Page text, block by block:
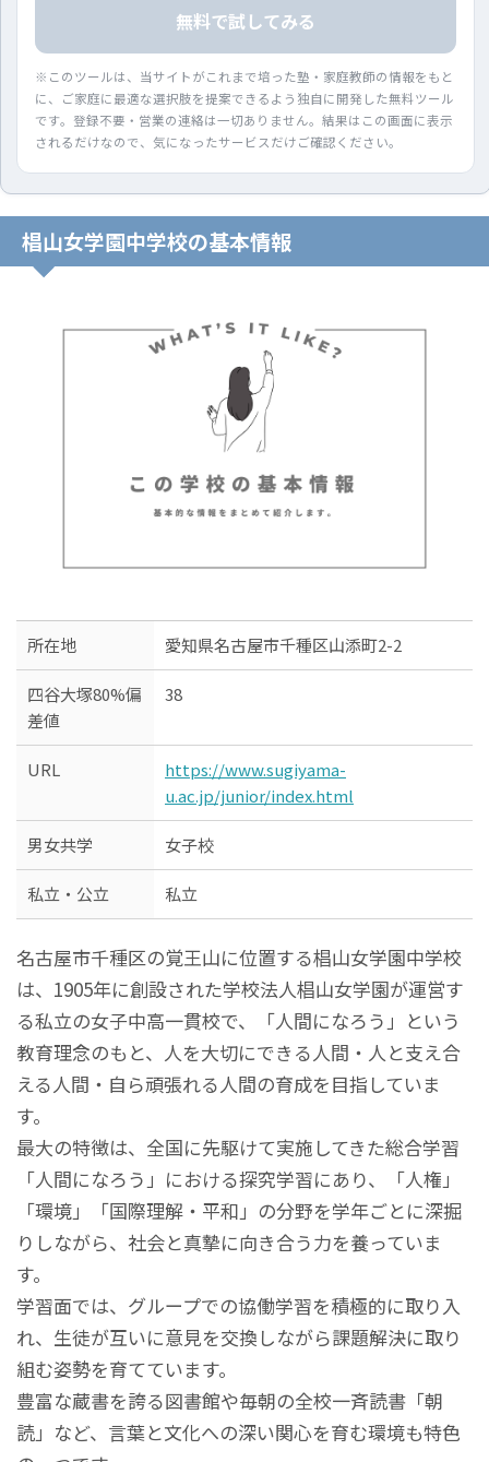
無料で試してみる
※このツールは、当サイトがこれまで培った塾・家庭教師の情報をもと
に、ご家庭に最適な選択肢を提案できるよう独自に開発した無料ツール
です。登録不要・営業の連絡は一切ありません。結果はこの画面に表示
されるだけなので、気になったサービスだけご確認ください。
椙山女学園中学校の基本情報
所在地 愛知県名古屋市千種区山添町2-2
四谷大塚80%偏
差値
38
URL
https://www.sugiyama-
u.ac.jp/junior/index.html
男女共学 女子校
私立・公立 私立
名古屋市千種区の覚王山に位置する椙山女学園中学校
は、1905年に創設された学校法人椙山女学園が運営す
る私立の女子中高一貫校で、「人間になろう」という
教育理念のもと、人を大切にできる人間・人と支え合
える人間・自ら頑張れる人間の育成を目指していま
す。
最大の特徴は、全国に先駆けて実施してきた総合学習
「人間になろう」における探究学習にあり、「人権」
「環境」「国際理解・平和」の分野を学年ごとに深掘
りしながら、社会と真摯に向き合う力を養っていま
す。
学習面では、グループでの協働学習を積極的に取り入
れ、生徒が互いに意見を交換しながら課題解決に取り
組む姿勢を育てています。
豊富な蔵書を誇る図書館や毎朝の全校一斉読書「朝
読」など、言葉と文化への深い関心を育む環境も特色